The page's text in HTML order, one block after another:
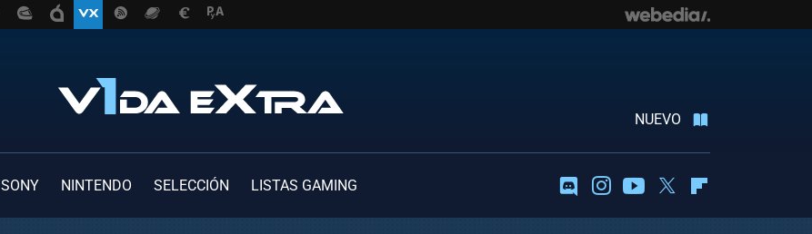
NUEVO
SONY NINTENDO SELECCIÓN LISTAS GAMING DiscordInstagramYoutubeTwitter